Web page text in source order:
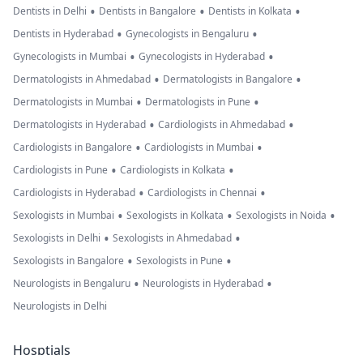
Dentists in Delhi • Dentists in Bangalore • Dentists in Kolkata •
Dentists in Hyderabad • Gynecologists in Bengaluru •
Gynecologists in Mumbai • Gynecologists in Hyderabad •
Dermatologists in Ahmedabad • Dermatologists in Bangalore •
Dermatologists in Mumbai • Dermatologists in Pune •
Dermatologists in Hyderabad • Cardiologists in Ahmedabad •
Cardiologists in Bangalore • Cardiologists in Mumbai •
Cardiologists in Pune • Cardiologists in Kolkata •
Cardiologists in Hyderabad • Cardiologists in Chennai •
Sexologists in Mumbai • Sexologists in Kolkata • Sexologists in Noida •
Sexologists in Delhi • Sexologists in Ahmedabad •
Sexologists in Bangalore • Sexologists in Pune •
Neurologists in Bengaluru • Neurologists in Hyderabad •
Neurologists in Delhi
Hosptials